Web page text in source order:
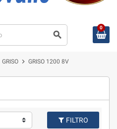
search
0
GRISO chevron_right GRISO 1200 8V
FILTRO